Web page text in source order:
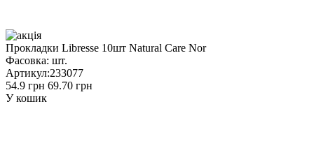
Прокладки Libresse 10шт Natural Care Nor
Фасовка: шт.
Артикул:233077
54.9 грн 69.70 грн
У кошик